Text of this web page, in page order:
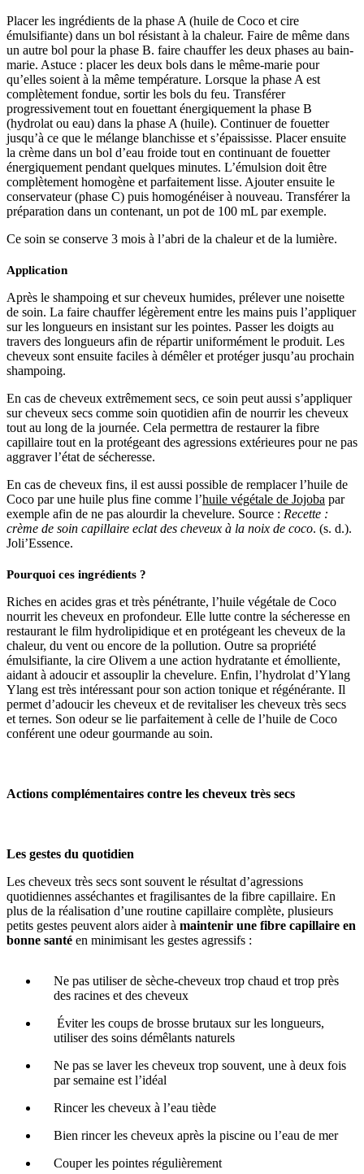
Placer les ingrédients de la phase A (huile de Coco et cire
émulsifiante) dans un bol résistant à la chaleur. Faire de même dans
un autre bol pour la phase B. faire chauffer les deux phases au bain-
marie. Astuce : placer les deux bols dans le même-marie pour
qu’elles soient à la même température. Lorsque la phase A est
complètement fondue, sortir les bols du feu. Transférer
progressivement tout en fouettant énergiquement la phase B
(hydrolat ou eau) dans la phase A (huile). Continuer de fouetter
jusqu’à ce que le mélange blanchisse et s’épaississe. Placer ensuite
la crème dans un bol d’eau froide tout en continuant de fouetter
énergiquement pendant quelques minutes. L’émulsion doit être
complètement homogène et parfaitement lisse. Ajouter ensuite le
conservateur (phase C) puis homogénéiser à nouveau. Transférer la
préparation dans un contenant, un pot de 100 mL par exemple.
Ce soin se conserve 3 mois à l’abri de la chaleur et de la lumière.
Application
Après le shampoing et sur cheveux humides, prélever une noisette
de soin. La faire chauffer légèrement entre les mains puis l’appliquer
sur les longueurs en insistant sur les pointes. Passer les doigts au
travers des longueurs afin de répartir uniformément le produit. Les
cheveux sont ensuite faciles à démêler et protéger jusqu’au prochain
shampoing.
En cas de cheveux extrêmement secs, ce soin peut aussi s’appliquer
sur cheveux secs comme soin quotidien afin de nourrir les cheveux
tout au long de la journée. Cela permettra de restaurer la fibre
capillaire tout en la protégeant des agressions extérieures pour ne pas
aggraver l’état de sécheresse.
En cas de cheveux fins, il est aussi possible de remplacer l’huile de
Coco par une huile plus fine comme l’huile végétale de Jojoba par
exemple afin de ne pas alourdir la chevelure. Source : Recette :
crème de soin capillaire eclat des cheveux à la noix de coco. (s. d.).
Joli’Essence.
Pourquoi ces ingrédients ?
Riches en acides gras et très pénétrante, l’huile végétale de Coco
nourrit les cheveux en profondeur. Elle lutte contre la sécheresse en
restaurant le film hydrolipidique et en protégeant les cheveux de la
chaleur, du vent ou encore de la pollution. Outre sa propriété
émulsifiante, la cire Olivem a une action hydratante et émolliente,
aidant à adoucir et assouplir la chevelure. Enfin, l’hydrolat d’Ylang
Ylang est très intéressant pour son action tonique et régénérante. Il
permet d’adoucir les cheveux et de revitaliser les cheveux très secs
et ternes. Son odeur se lie parfaitement à celle de l’huile de Coco
conférent une odeur gourmande au soin.
Actions complémentaires contre les cheveux très secs
Les gestes du quotidien
Les cheveux très secs sont souvent le résultat d’agressions
quotidiennes asséchantes et fragilisantes de la fibre capillaire. En
plus de la réalisation d’une routine capillaire complète, plusieurs
petits gestes peuvent alors aider à maintenir une fibre capillaire en
bonne santé en minimisant les gestes agressifs :
Ne pas utiliser de sèche-cheveux trop chaud et trop près
des racines et des cheveux
Éviter les coups de brosse brutaux sur les longueurs,
utiliser des soins démêlants naturels
Ne pas se laver les cheveux trop souvent, une à deux fois
par semaine est l’idéal
Rincer les cheveux à l’eau tiède
Bien rincer les cheveux après la piscine ou l’eau de mer
Couper les pointes régulièrement